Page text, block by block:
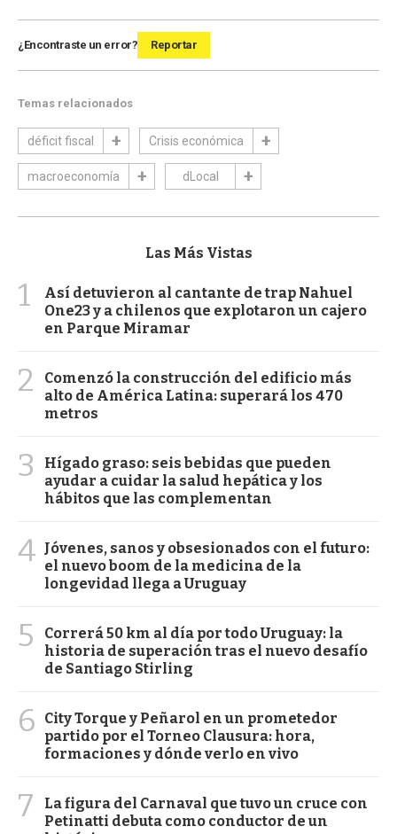
¿Encontraste un error? Reportar
Temas relacionados
déficit fiscal Crisis económica
macroeconomía dLocal
Las Más Vistas
1
Así detuvieron al cantante de trap Nahuel
One23 y a chilenos que explotaron un cajero
en Parque Miramar
2
Comenzó la construcción del edificio más
alto de América Latina: superará los 470
metros
3
Hígado graso: seis bebidas que pueden
ayudar a cuidar la salud hepática y los
hábitos que las complementan
4 Jóvenes, sanos y obsesionados con el futuro:
el nuevo boom de la medicina de la
longevidad llega a Uruguay
5
Correrá 50 km al día por todo Uruguay: la
historia de superación tras el nuevo desafío
de Santiago Stirling
6
City Torque y Peñarol en un prometedor
partido por el Torneo Clausura: hora,
formaciones y dónde verlo en vivo
7
La figura del Carnaval que tuvo un cruce con
Petinatti debuta como conductor de un